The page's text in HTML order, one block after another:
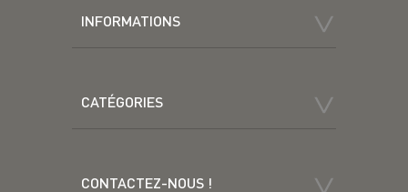
INFORMATIONS
CATÉGORIES
CONTACTEZ-NOUS !